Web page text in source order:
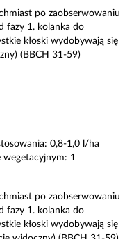
po zaobserwowaniu
fazy 1. kolanka do
kłoski wydobywają się
(BBCH 31-59)
0,8-1,0 l/ha
wegetacyjnym: 1
po zaobserwowaniu
fazy 1. kolanka do
kłoski wydobywają się